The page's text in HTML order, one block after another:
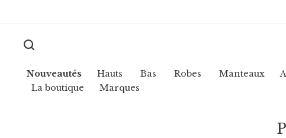
Nouveautés Hauts Bas Robes Manteaux
La boutique
Marques